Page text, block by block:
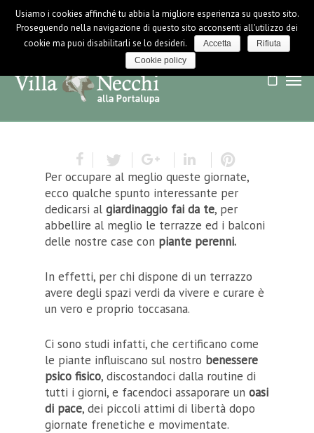
LOGIN / LOGOUT NEWS
Per occupare al meglio queste giornate,
ecco qualche spunto interessante per
dedicarsi al giardinaggio fai da te, per
abbellire al meglio le terrazze ed i balconi
delle nostre case con piante perenni.
In effetti, per chi dispone di un terrazzo
avere degli spazi verdi da vivere e curare è
un vero e proprio toccasana.
Ci sono studi infatti, che certificano come
le piante influiscano sul nostro benessere
psico fisico, discostandoci dalla routine di
tutti i giorni, e facendoci assaporare un oasi
di pace, dei piccoli attimi di libertà dopo
giornate frenetiche e movimentate.
Usiamo i cookies affinché tu abbia la migliore esperienza su questo sito.
Proseguendo nella navigazione di questo sito acconsenti all'utilizzo dei
cookie ma puoi disabilitarli se lo desideri.
Accetta
Rifiuta
Cookie policy